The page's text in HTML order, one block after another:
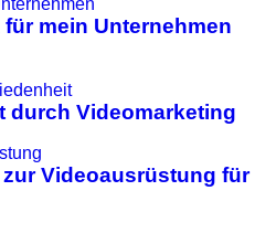
mein Unternehmen
durch Videomarketing
Videoausrüstung für